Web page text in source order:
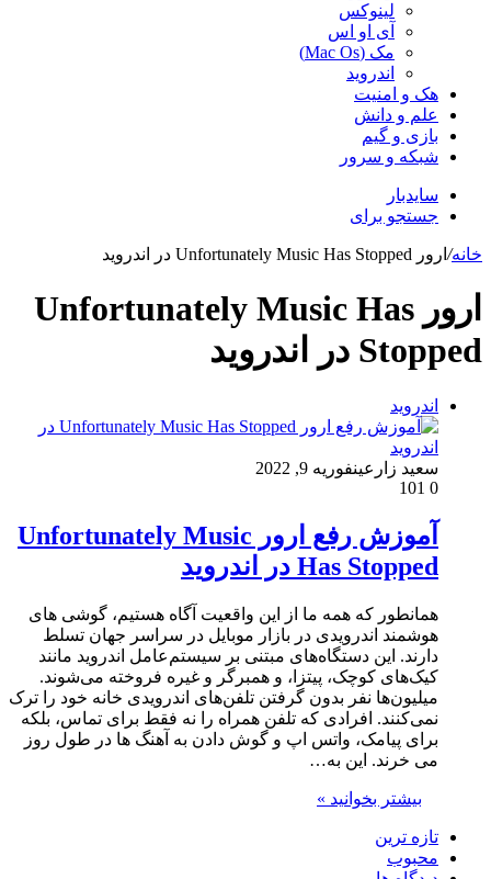
لینوکس
آی او اس
مک (Mac Os)
اندروید
هک و امنیت
علم و دانش
بازی و گیم
شبکه و سرور
سایدبار
جستجو برای
خانه/ ارور Unfortunately Music Has Stopped در اندروید
ارور Unfortunately Music Has
Stopped در اندروید
اندروید
سعید زارعینفوریه 9, 2022
0
آموزش رفع ارور Unfortunately Music
Has Stopped در اندروید
همانطور که همه ما از این واقعیت آگاه هستیم، گوشی های
هوشمند اندرویدی در بازار موبایل در سراسر جهان تسلط
دارند. این دستگاه‌های مبتنی بر سیستم‌عامل اندروید مانند
کیک‌های کوچک، پیتزا، و همبرگر و غیره فروخته می‌شوند.
میلیون‌ها نفر بدون گرفتن تلفن‌های اندرویدی خانه خود را ترک
نمی‌کنند. افرادی که تلفن همراه را نه فقط برای تماس، بلکه
برای پیامک، واتس اپ و گوش دادن به آهنگ ها در طول روز
می خرند. این به…
بیشتر بخوانید »
تازه ترین
محبوب